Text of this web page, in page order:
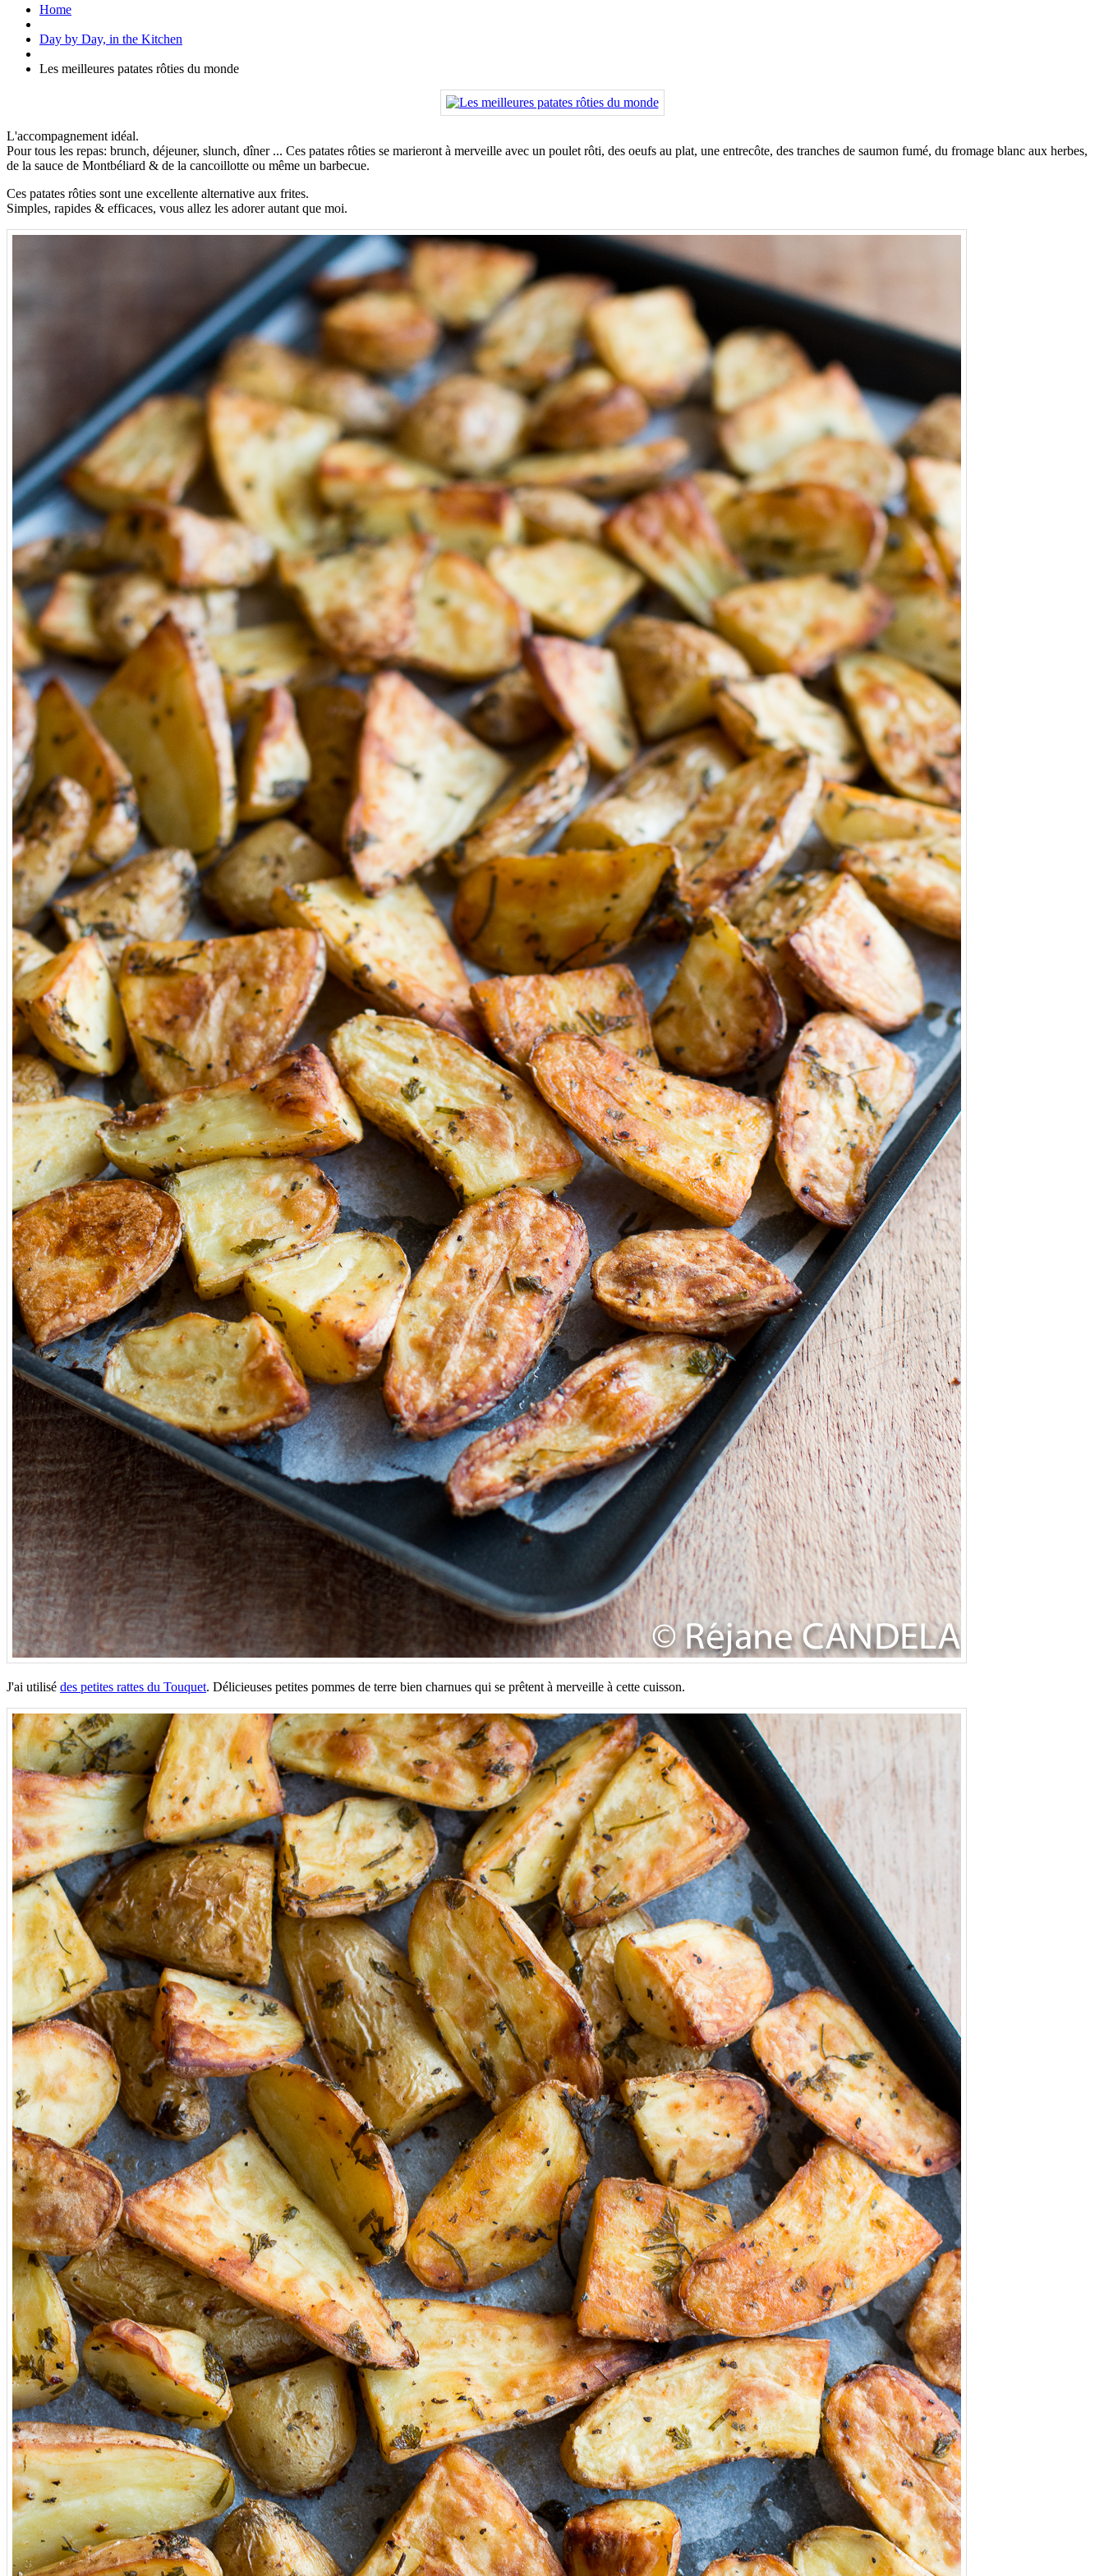
Home
Day by Day, in the Kitchen
Les meilleures patates rôties du monde
L'accompagnement idéal.
Pour tous les repas: brunch, déjeuner, slunch, dîner ... Ces patates rôties se marieront à merveille avec un poulet rôti, des oeufs au plat, une entrecôte, des tranches de saumon fumé, du fromage blanc aux herbes,
de la sauce de Montbéliard & de la cancoillotte ou même un barbecue.
Ces patates rôties sont une excellente alternative aux frites.
Simples, rapides & efficaces, vous allez les adorer autant que moi.
J'ai utilisé des petites rattes du Touquet. Délicieuses petites pommes de terre bien charnues qui se prêtent à merveille à cette cuisson.